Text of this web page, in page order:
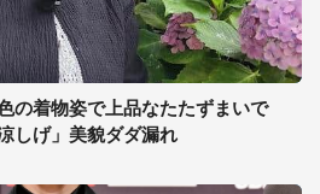
の着物姿で上品なたたずまいで
しげ」美貌ダダ漏れ